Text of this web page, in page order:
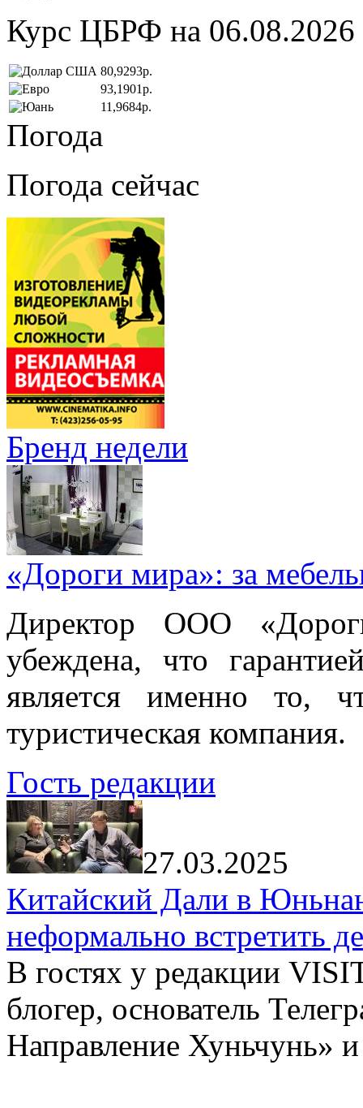
Курс ЦБРФ на 06.08.2026
80,9293р.
93,1901р.
11,9684р.
Погода
Погода сейчас
Бренд недели
«Дороги мира»: за
Директор ООО
убеждена, что
является именно то,
туристическая компания.
Гость редакции
27.03.2025
Китайский Дали в
неформально встретить
В гостях у редакции
блогер, основатель
Направление Хуньчунь»